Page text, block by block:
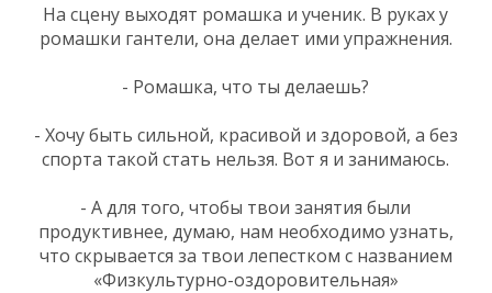
На сцену выходят ромашка и ученик. В руках у
ромашки гантели, она делает ими упражнения.
- Ромашка, что ты делаешь?
- Хочу быть сильной, красивой и здоровой, а без
спорта такой стать нельзя. Вот я и занимаюсь.
- А для того, чтобы твои занятия были
продуктивнее, думаю, нам необходимо узнать,
что скрывается за твои лепестком с названием
«Физкультурно-оздоровительная»